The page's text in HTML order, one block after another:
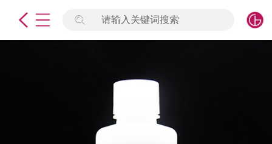
请输入关键词搜索
签到